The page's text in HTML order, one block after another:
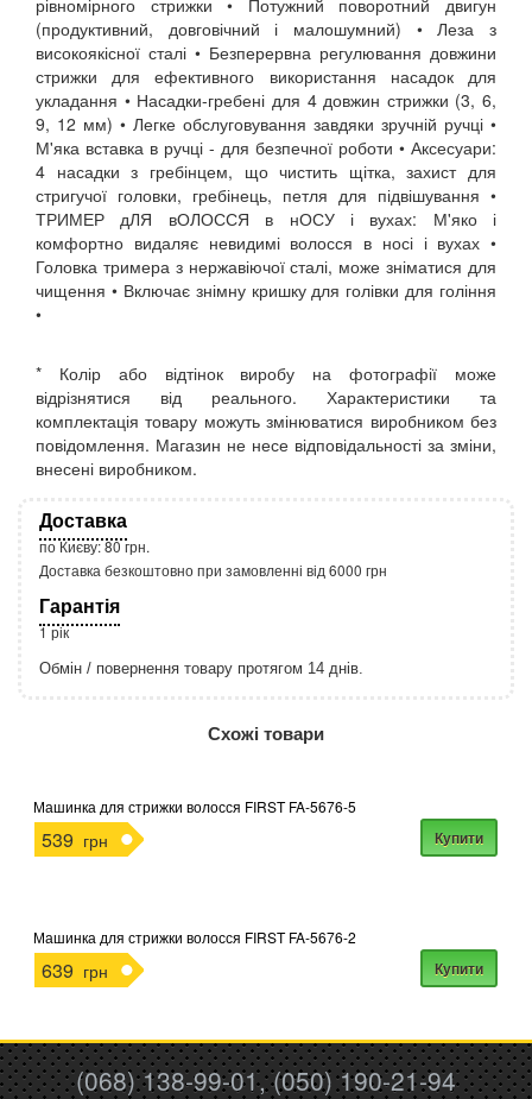
рівномірного стрижки • Потужний поворотний двигун
(продуктивний, довговічний і малошумний) • Леза з
високоякісної сталі • Безперервна регулювання довжини
стрижки для ефективного використання насадок для
укладання • Насадки-гребені для 4 довжин стрижки (3, 6,
9, 12 мм) • Легке обслуговування завдяки зручній ручці •
М'яка вставка в ручці - для безпечної роботи • Аксесуари:
4 насадки з гребінцем, що чистить щітка, захист для
стригучої головки, гребінець, петля для підвішування •
ТРИМЕР дЛЯ вОЛОССЯ в нОСУ і вухах: М'яко і
комфортно видаляє невидимі волосся в носі і вухах •
Головка тримера з нержавіючої сталі, може зніматися для
чищення • Включає знімну кришку для голівки для гоління
•
* Колір або відтінок виробу на фотографії може
відрізнятися від реального. Характеристики та
комплектація товару можуть змінюватися виробником без
повідомлення. Магазин не несе відповідальності за зміни,
внесені виробником.
Доставка
по Києву: 80 грн.
Доставка безкоштовно при замовленні від 6000 грн
Гарантія
1 рік
Обмін / повернення товару протягом 14 днів.
Схожі товари
Машинка для стрижки волосся FIRST FA-5676-5
539 грн Купити
Машинка для стрижки волосся FIRST FA-5676-2
639 грн Купити
(068) 138-99-01, (050) 190-21-94